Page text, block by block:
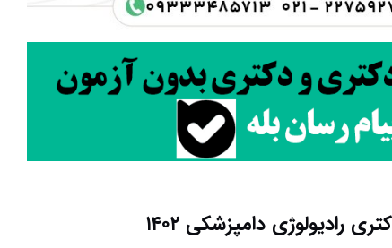
رادیولوژی دامپزشکی ۱۴۰۲